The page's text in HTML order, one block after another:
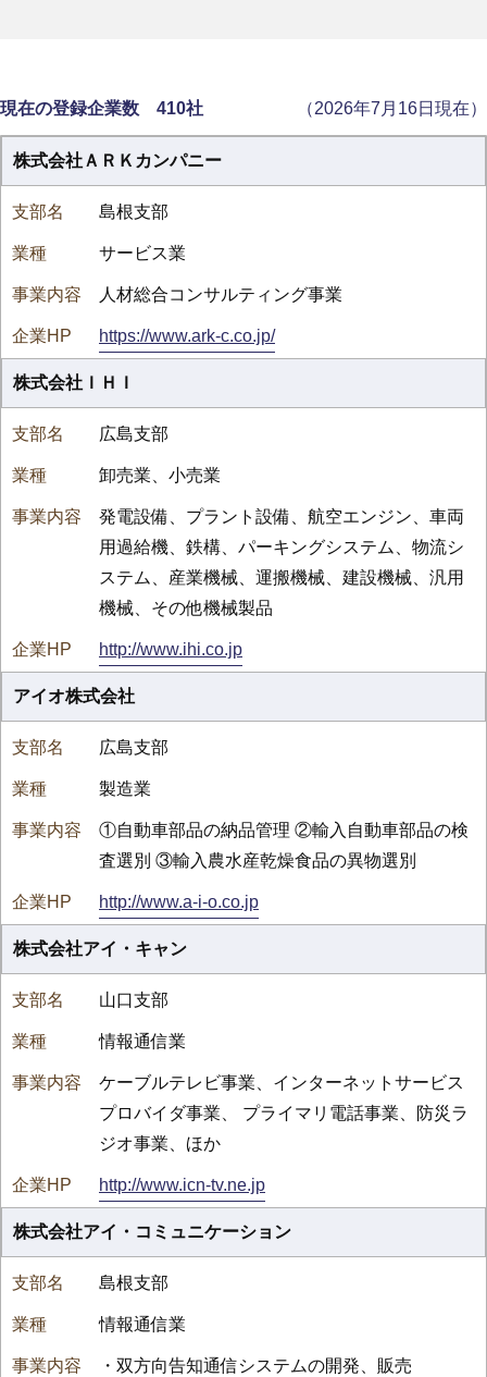
現在の登録企業数 410社 （2026年7月16日現在）
株式会社ＡＲＫカンパニー
島根支部
サービス業
人材総合コンサルティング事業
https://www.ark-c.co.jp/
株式会社ＩＨＩ
広島支部
卸売業、小売業
発電設備、プラント設備、航空エンジン、車両
用過給機、鉄構、パーキングシステム、物流シ
ステム、産業機械、運搬機械、建設機械、汎用
機械、その他機械製品
http://www.ihi.co.jp
アイオ株式会社
広島支部
製造業
①自動車部品の納品管理 ②輸入自動車部品の検
査選別 ③輸入農水産乾燥食品の異物選別
http://www.a-i-o.co.jp
株式会社アイ・キャン
山口支部
情報通信業
ケーブルテレビ事業、インターネットサービス
プロバイダ事業、 プライマリ電話事業、防災ラ
ジオ事業、ほか
http://www.icn-tv.ne.jp
株式会社アイ・コミュニケーション
島根支部
情報通信業
・双方向告知通信システムの開発、販売